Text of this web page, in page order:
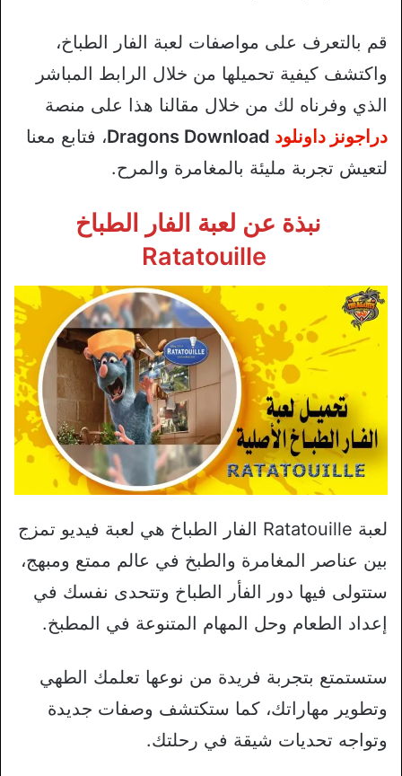
قم بالتعرف على مواصفات لعبة الفار الطباخ،
واكتشف كيفية تحميلها من خلال الرابط المباشر
الذي وفرناه لك من خلال مقالنا هذا على منصة
دراجونز داونلود
، فتابع معنا
لتعيش تجربة مليئة بالمغامرة والمرح.
نبذة عن لعبة الفار الطباخ
Ratatouille
لعبة Ratatouille الفار الطباخ هي لعبة فيديو تمزج
بين عناصر المغامرة والطبخ في عالم ممتع ومبهج،
ستتولى فيها دور الفأر الطباخ وتتحدى نفسك في
إعداد الطعام وحل المهام المتنوعة في المطبخ.
ستستمتع بتجربة فريدة من نوعها تعلمك الطهي
وتطوير مهاراتك، كما ستكتشف وصفات جديدة
وتواجه تحديات شيقة في رحلتك.